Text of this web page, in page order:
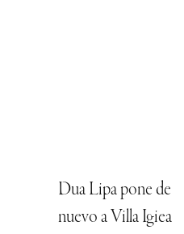
Dua Lipa pone de
nuevo a Villa Igiea